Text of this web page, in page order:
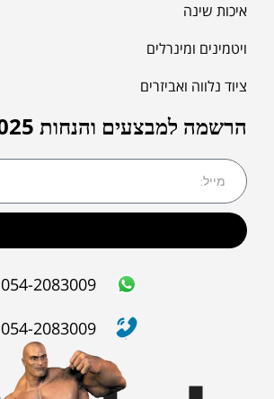
איכות שינה
ויטמינים ומינרלים
ציוד נלווה ואביזרים
הרשמה למבצעים והנחות 2025
054-2083009
054-2083009